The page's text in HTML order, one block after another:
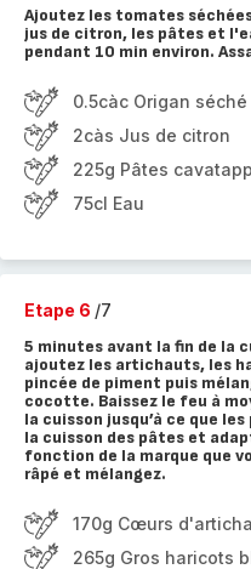
Ajoutez les tomates
jus de citron, les pâtes et
pendant 10 min environ.
0.5càc Origan séché
2càs Jus de citron
225g Pâtes
75cl Eau
Etape 6 /7
5 minutes avant la fin de la
ajoutez les artichauts, les
pincée de piment puis
cocotte. Baissez le feu à
la cuisson jusqu’à ce que
la cuisson des pâtes et
fonction de la marque que
râpé et mélangez.
170g Cœurs
265g Gros haricots